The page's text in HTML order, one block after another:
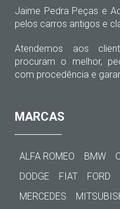
Jaime Pedra Peças e
pelos carros antigos e
Atendemos aos
procuram o melhor,
com procedência e
MARCAS
ALFA ROMEO BMW
DODGE
FIAT FORD
MERCEDES